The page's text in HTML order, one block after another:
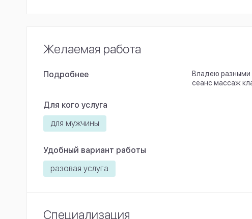
Желаемая работа
Подробнее
Владею разными
сеанс массаж
Для кого услуга
для мужчины
Удобный вариант работы
разовая услуга
Специализация